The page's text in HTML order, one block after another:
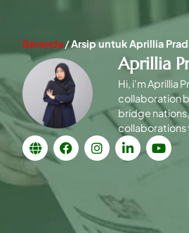
Beranda/Arsip untuk Aprillia
Aprillia
Hi, i'm Aprillia
collaboration
bridge
collaborations